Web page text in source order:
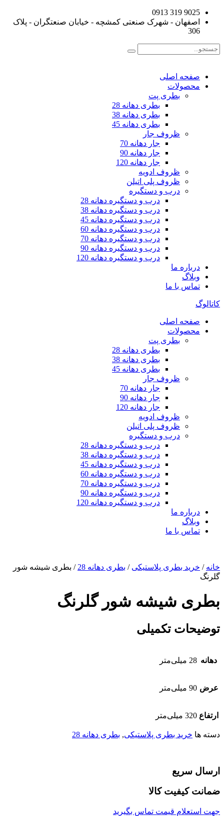
9025 319 0913
اصفهان - شهرک صنعتی کمشچه - خیابان صنعتگران - پلاک
306
صفحه اصلی
محصولات
بطری پت
بطری دهانه 28
بطری دهانه 38
بطری دهانه 45
ظروف جار
جار دهانه 70
جار دهانه 90
جار دهانه 120
ظروف ادویه
ظروف پلی اتیلن
درب و دستگیره
درب و دستگیره دهانه 28
درب و دستگیره دهانه 38
درب و دستگیره دهانه 45
درب و دستگیره دهانه 60
درب و دستگیره دهانه 70
درب و دستگیره دهانه 90
درب و دستگیره دهانه 120
درباره ما
وبلاگ
تماس با ما
کاتالوگ
صفحه اصلی
محصولات
بطری پت
بطری دهانه 28
بطری دهانه 38
بطری دهانه 45
ظروف جار
جار دهانه 70
جار دهانه 90
جار دهانه 120
ظروف ادویه
ظروف پلی اتیلن
درب و دستگیره
درب و دستگیره دهانه 28
درب و دستگیره دهانه 38
درب و دستگیره دهانه 45
درب و دستگیره دهانه 60
درب و دستگیره دهانه 70
درب و دستگیره دهانه 90
درب و دستگیره دهانه 120
درباره ما
وبلاگ
تماس با ما
خانه / خرید بطری پلاستیکی / بطری دهانه 28
/ بطری شیشه شور
گلرنگ
بطری شیشه شور گلرنگ
توضیحات تکمیلی
دهانه‌ 28 میلی‌متر
عرض 90 میلی‌متر
ارتفاع 320 میلی‌متر
دسته ها خرید بطری پلاستیکی, بطری دهانه 28
ارسال سریع
ضمانت کیفیت کالا
جهت استعلام قیمت تماس بگیرید